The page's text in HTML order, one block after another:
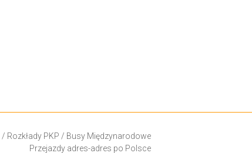
/ Rozkłady PKP / Busy Międzynarodowe
Przejazdy adres-adres po Polsce